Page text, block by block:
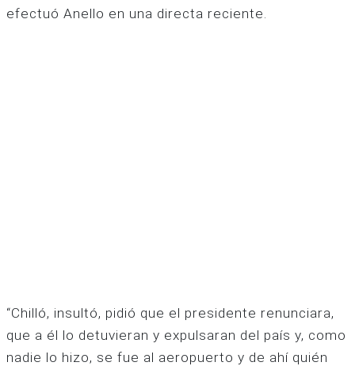
efectuó Anello en una directa reciente.
“Chilló, insultó, pidió que el presidente renunciara,
que a él lo detuvieran y expulsaran del país y, como
nadie lo hizo, se fue al aeropuerto y de ahí quién